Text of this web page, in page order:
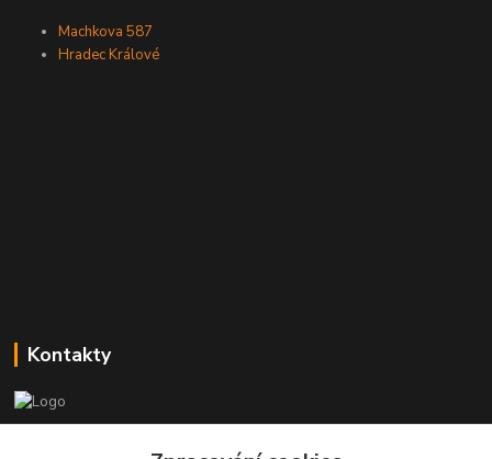
Machkova 587
Hradec Králové
Kontakty